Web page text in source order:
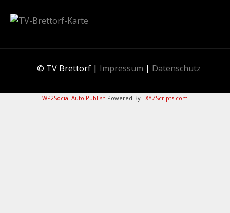
© TV Brettorf | Impressum | Datenschutz
WP2Social Auto Publish Powered By : XYZScripts.com